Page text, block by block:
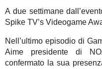
A due settimane
Spike TV’s Videogame
Nell’ultimo episodio di
Aime presidente di
confermato la sua